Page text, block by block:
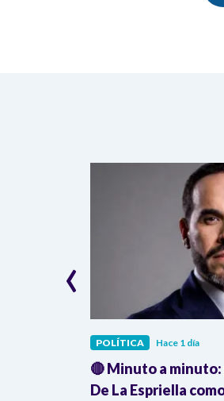
POLÍTICA Hace 1 día
🔴 Minuto a
De La Espriella
‹